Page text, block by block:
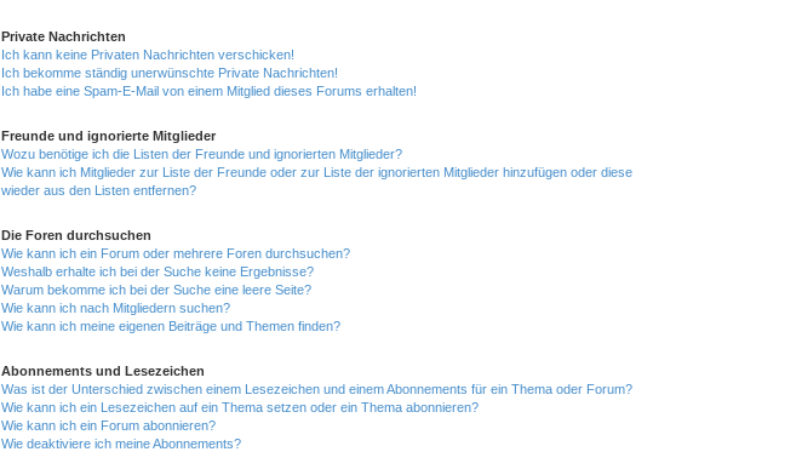
Private Nachrichten
Ich kann keine Privaten Nachrichten verschicken!
Ich bekomme ständig unerwünschte Private Nachrichten!
Ich habe eine Spam-E-Mail von einem Mitglied dieses Forums erhalten!
Freunde und ignorierte Mitglieder
Wozu benötige ich die Listen der Freunde und ignorierten Mitglieder?
Wie kann ich Mitglieder zur Liste der Freunde oder zur Liste der ignorierten Mitglieder hinzufügen oder diese
wieder aus den Listen entfernen?
Die Foren durchsuchen
Wie kann ich ein Forum oder mehrere Foren durchsuchen?
Weshalb erhalte ich bei der Suche keine Ergebnisse?
Warum bekomme ich bei der Suche eine leere Seite?
Wie kann ich nach Mitgliedern suchen?
Wie kann ich meine eigenen Beiträge und Themen finden?
Abonnements und Lesezeichen
Was ist der Unterschied zwischen einem Lesezeichen und einem Abonnements für ein Thema oder Forum?
Wie kann ich ein Lesezeichen auf ein Thema setzen oder ein Thema abonnieren?
Wie kann ich ein Forum abonnieren?
Wie deaktiviere ich meine Abonnements?